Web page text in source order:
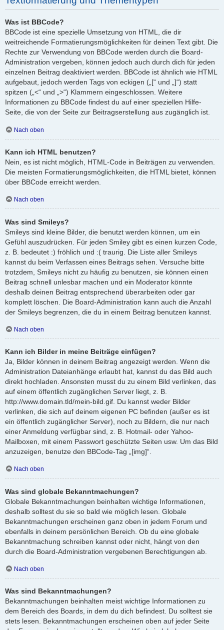
Was ist BBCode?
BBCode ist eine spezielle Umsetzung von HTML, die dir
weitreichende Formatierungsmöglichkeiten für deinen Text gibt. Die
Rechte zur Verwendung von BBCode werden durch die Board-
Administration vergeben, können jedoch auch durch dich für jeden
einzelnen Beitrag deaktiviert werden. BBCode ist ähnlich wie HTML
aufgebaut, jedoch werden Tags von eckigen („[“ und „]“) statt
spitzen („<“ und „>“) Klammern eingeschlossen. Weitere
Informationen zu BBCode findest du auf einer speziellen Hilfe-
Seite, die von der Seite zur Beitragserstellung aus zugänglich ist.
Nach oben
Kann ich HTML benutzen?
Nein, es ist nicht möglich, HTML-Code in Beiträgen zu verwenden.
Die meisten Formatierungsmöglichkeiten, die HTML bietet, können
über BBCode erreicht werden.
Nach oben
Was sind Smileys?
Smileys sind kleine Bilder, die benutzt werden können, um ein
Gefühl auszudrücken. Für jeden Smiley gibt es einen kurzen Code,
z. B. bedeutet :) fröhlich und :( traurig. Die Liste aller Smileys
kannst du beim Verfassen eines Beitrags sehen. Versuche bitte
trotzdem, Smileys nicht zu häufig zu benutzen, sie können einen
Beitrag schnell unlesbar machen und ein Moderator könnte
deshalb deinen Beitrag entsprechend überarbeiten oder gar
komplett löschen. Die Board-Administration kann auch die Anzahl
der Smileys begrenzen, die du in einem Beitrag benutzen kannst.
Nach oben
Kann ich Bilder in meine Beiträge einfügen?
Ja, Bilder können in deinem Beitrag angezeigt werden. Wenn die
Administration Dateianhänge erlaubt hat, kannst du das Bild auch
direkt hochladen. Ansonsten musst du zu einem Bild verlinken, das
auf einem öffentlich zugänglichen Server liegt, z. B.
http://www.domain.tld/mein-bild.gif. Du kannst weder Bilder
verlinken, die sich auf deinem eigenen PC befinden (außer es ist
ein öffentlich zugänglicher Server), noch zu Bildern, die nur nach
einer Anmeldung verfügbar sind, z. B. Hotmail- oder Yahoo-
Mailboxen, mit einem Passwort geschützte Seiten usw. Um das Bild
anzuzeigen, benutze den BBCode-Tag „[img]“.
Nach oben
Was sind globale Bekanntmachungen?
Globale Bekanntmachungen beinhalten wichtige Informationen,
deshalb solltest du sie so bald wie möglich lesen. Globale
Bekanntmachungen erscheinen ganz oben in jedem Forum und
ebenfalls in deinem persönlichen Bereich. Ob du eine globale
Bekanntmachung schreiben kannst oder nicht, hängt von den
durch die Board-Administration vergebenen Berechtigungen ab.
Nach oben
Was sind Bekanntmachungen?
Bekanntmachungen beinhalten meist wichtige Informationen zu
dem Bereich des Boards, in dem du dich befindest. Du solltest sie
stets lesen. Bekanntmachungen erscheinen oben auf jeder Seite